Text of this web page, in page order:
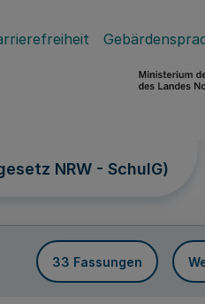
NRW - SchulG)
33 Fassungen